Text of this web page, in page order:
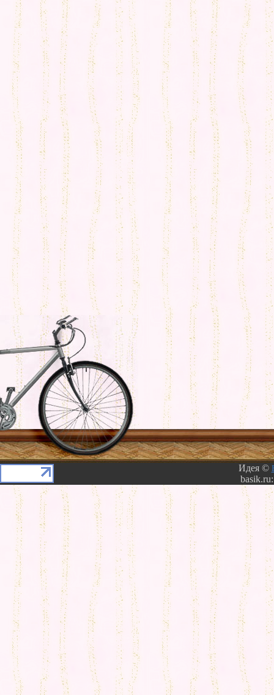
Идея ©